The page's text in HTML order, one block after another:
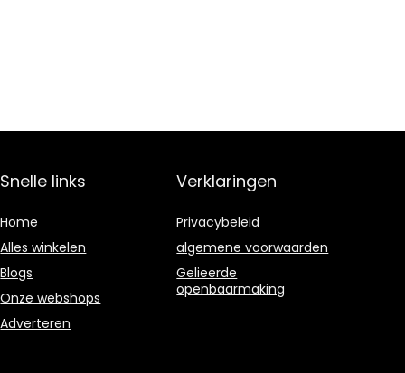
Snelle links
Home
Alles winkelen
Blogs
Onze webshops
Adverteren
Verklaringen
Privacybeleid
algemene voorwaarden
Gelieerde
openbaarmaking